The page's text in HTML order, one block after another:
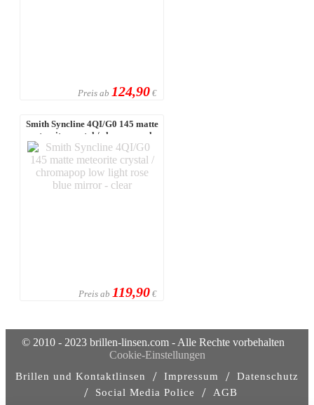
Preis ab 124,90 €
Smith Syncline 4QI/G0 145 matte
meteorite crystal / chromapop lo
...
Preis ab 119,90 €
© 2010 - 2023 brillen-linsen.com - Alle Rechte vorbehalten
Cookie-Einstellungen
Brillen und Kontaktlinsen / Impressum / Datenschutz
/ Social Media Police / AGB